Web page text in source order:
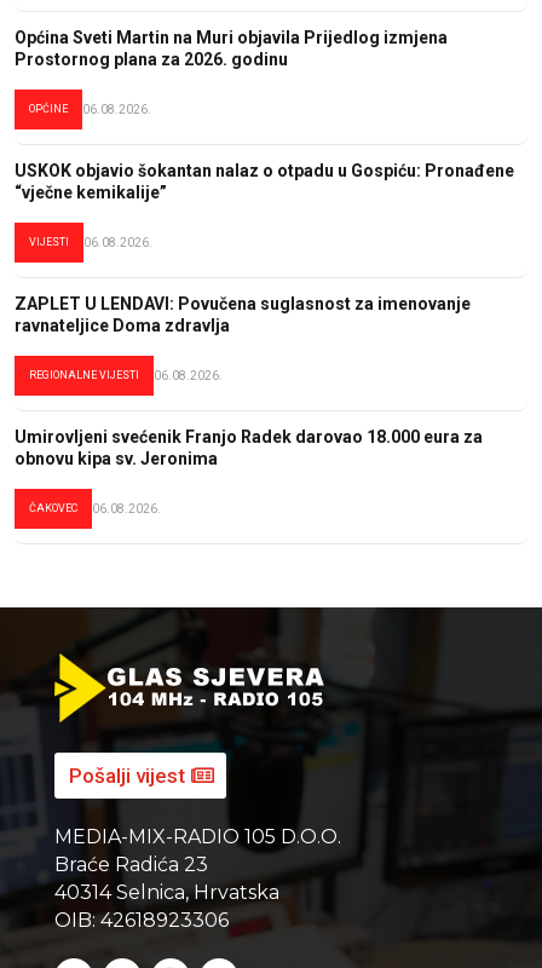
Općina Sveti Martin na Muri objavila Prijedlog izmjena
Prostornog plana za 2026. godinu
OPĆINE 06.08.2026.
USKOK objavio šokantan nalaz o otpadu u Gospiću: Pronađene
“vječne kemikalije”
VIJESTI 06.08.2026.
ZAPLET U LENDAVI: Povučena suglasnost za imenovanje
ravnateljice Doma zdravlja
REGIONALNE VIJESTI 06.08.2026.
Umirovljeni svećenik Franjo Radek darovao 18.000 eura za
obnovu kipa sv. Jeronima
ČAKOVEC 06.08.2026.
Pošalji vijest
MEDIA-MIX-RADIO 105 D.O.O.
Braće Radića 23
40314 Selnica, Hrvatska
OIB: 42618923306